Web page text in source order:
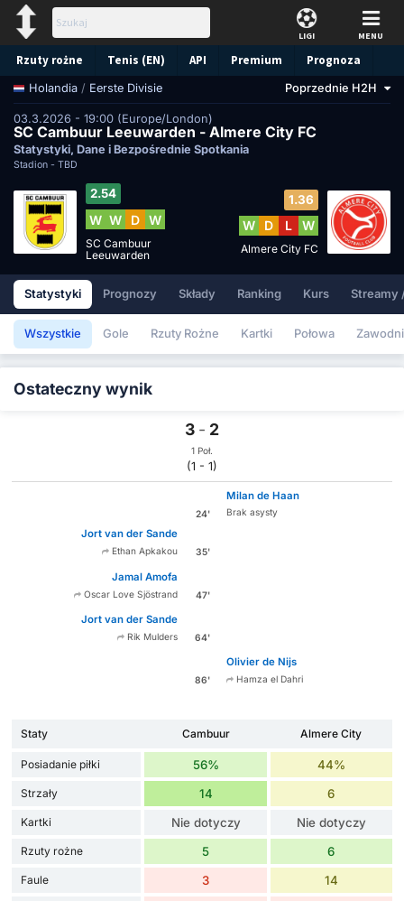
LIGI MENU
Rzuty rożne Tenis (EN) API Premium Prognoza
Holandia / Eerste Divisie Poprzednie H2H
03.3.2026 - 19:00 (Europe/London)
SC Cambuur Leeuwarden - Almere City FC
Statystyki, Dane i Bezpośrednie Spotkania
Stadion - TBD
2.54
W W D W
SC Cambuur
Leeuwarden
1.36
W D L W
Almere City FC
Statystyki Prognozy Składy Ranking Kurs Streamy
Wszystkie Gole Rzuty Rożne Kartki Połowa
Ostateczny wynik
3 - 2
1 Poł.
(1 - 1)
24'
Milan de Haan
Brak asysty
Jort van der Sande
Ethan Apkakou 35'
Jamal Amofa
Oscar Love Sjöstrand 47'
Jort van der Sande
Rik Mulders 64'
86'
Olivier de Nijs
Hamza el Dahri
Staty Cambuur Almere City
Posiadanie piłki 56% 44%
Strzały 14 6
Kartki Nie dotyczy Nie dotyczy
Rzuty rożne 5 6
Faule 3 14